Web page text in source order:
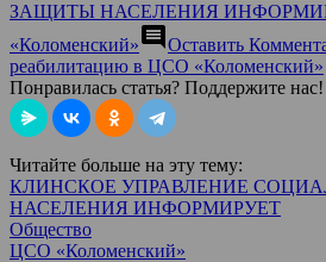
ЗАЩИТЫ НАСЕЛЕНИЯ
«Коломенский»comment Оставить
реабилитацию в ЦСО «Коломенский»
Понравилась статья? Поддержите нас!
Читайте больше на эту тему:
КЛИНСКОЕ УПРАВЛЕНИЕ
НАСЕЛЕНИЯ ИНФОРМИРУЕТ
Общество
ЦСО «Коломенский»